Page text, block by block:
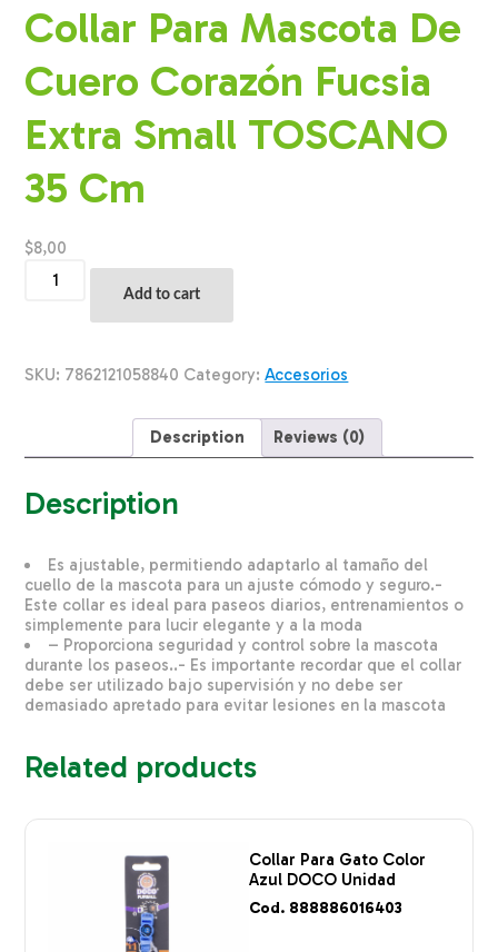
Collar Para Mascota De
Cuero Corazón Fucsia
Extra Small TOSCANO
35 Cm
$8,00
Para
Corazón
Cm
quantity
Add to cart
SKU: 7862121058840 Category:Accesorios
Description Reviews (0)
Description
Es ajustable, permitiendo adaptarlo al tamaño del
cuello de la mascota para un ajuste cómodo y seguro.-
Este collar es ideal para paseos diarios, entrenamientos o
simplemente para lucir elegante y a la moda
– Proporciona seguridad y control sobre la mascota
durante los paseos..- Es importante recordar que el collar
debe ser utilizado bajo supervisión y no debe ser
demasiado apretado para evitar lesiones en la mascota
Related products
Collar Para Gato Color
Azul DOCO Unidad
Cod. 888886016403